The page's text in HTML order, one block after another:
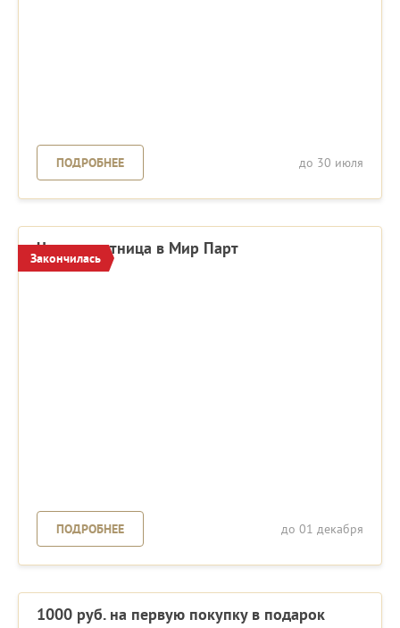
ПОДРОБНЕЕ до 30 июля
Закончилась
Черная пятница в Мир Парт
ПОДРОБНЕЕ до 01 декабря
1000 руб. на первую покупку в подарок